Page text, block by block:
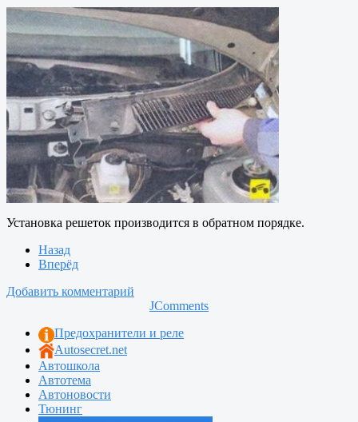
Установка решеток производится в обратном порядке.
Назад
Вперёд
Добавить комментарий
JComments
Предохранители и реле
Autosecret.net
Автошкола
Автотема
Автоновости
Тюнинг